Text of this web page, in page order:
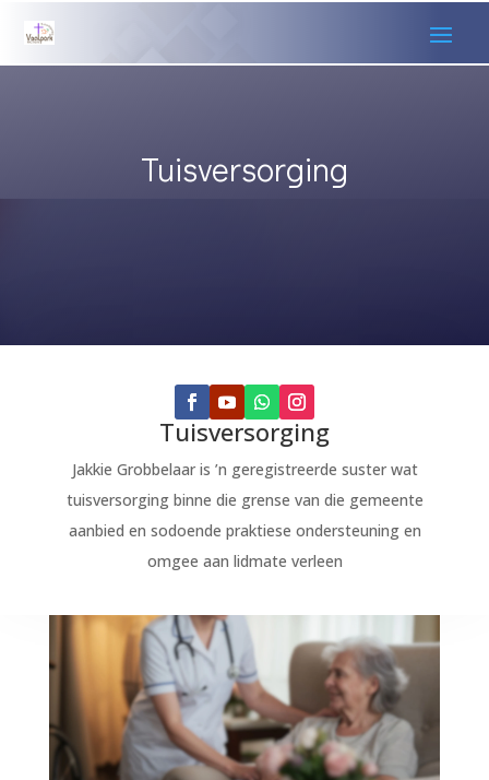
Tuisversorging
Tuisversorging
Jakkie Grobbelaar is ’n geregistreerde suster wat
tuisversorging binne die grense van die gemeente
aanbied en sodoende praktiese ondersteuning en
omgee aan lidmate verleen